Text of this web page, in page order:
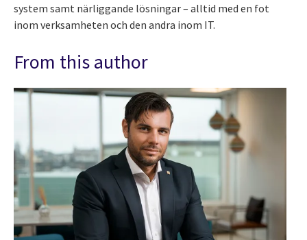
system samt närliggande lösningar – alltid med en fot
inom verksamheten och den andra inom IT.
From this author